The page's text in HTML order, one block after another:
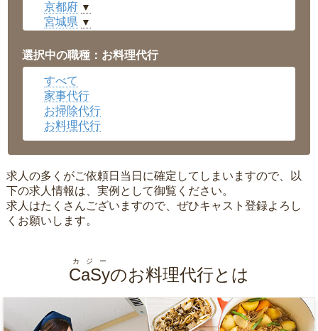
京都府 ▼
宮城県 ▼
福井県 ▼
岡山県 ▼
広島県
沖縄県 ▼
選択中の職種：お料理代行
すべて
家事代行
お掃除代行
お料理代行
求人の多くがご依頼日当日に確定してしまいますので、以
下の求人情報は、実例として御覧ください。
求人はたくさんございますので、ぜひキャスト登録よろし
くお願いします。
CaSy
カジー
のお料理代行とは